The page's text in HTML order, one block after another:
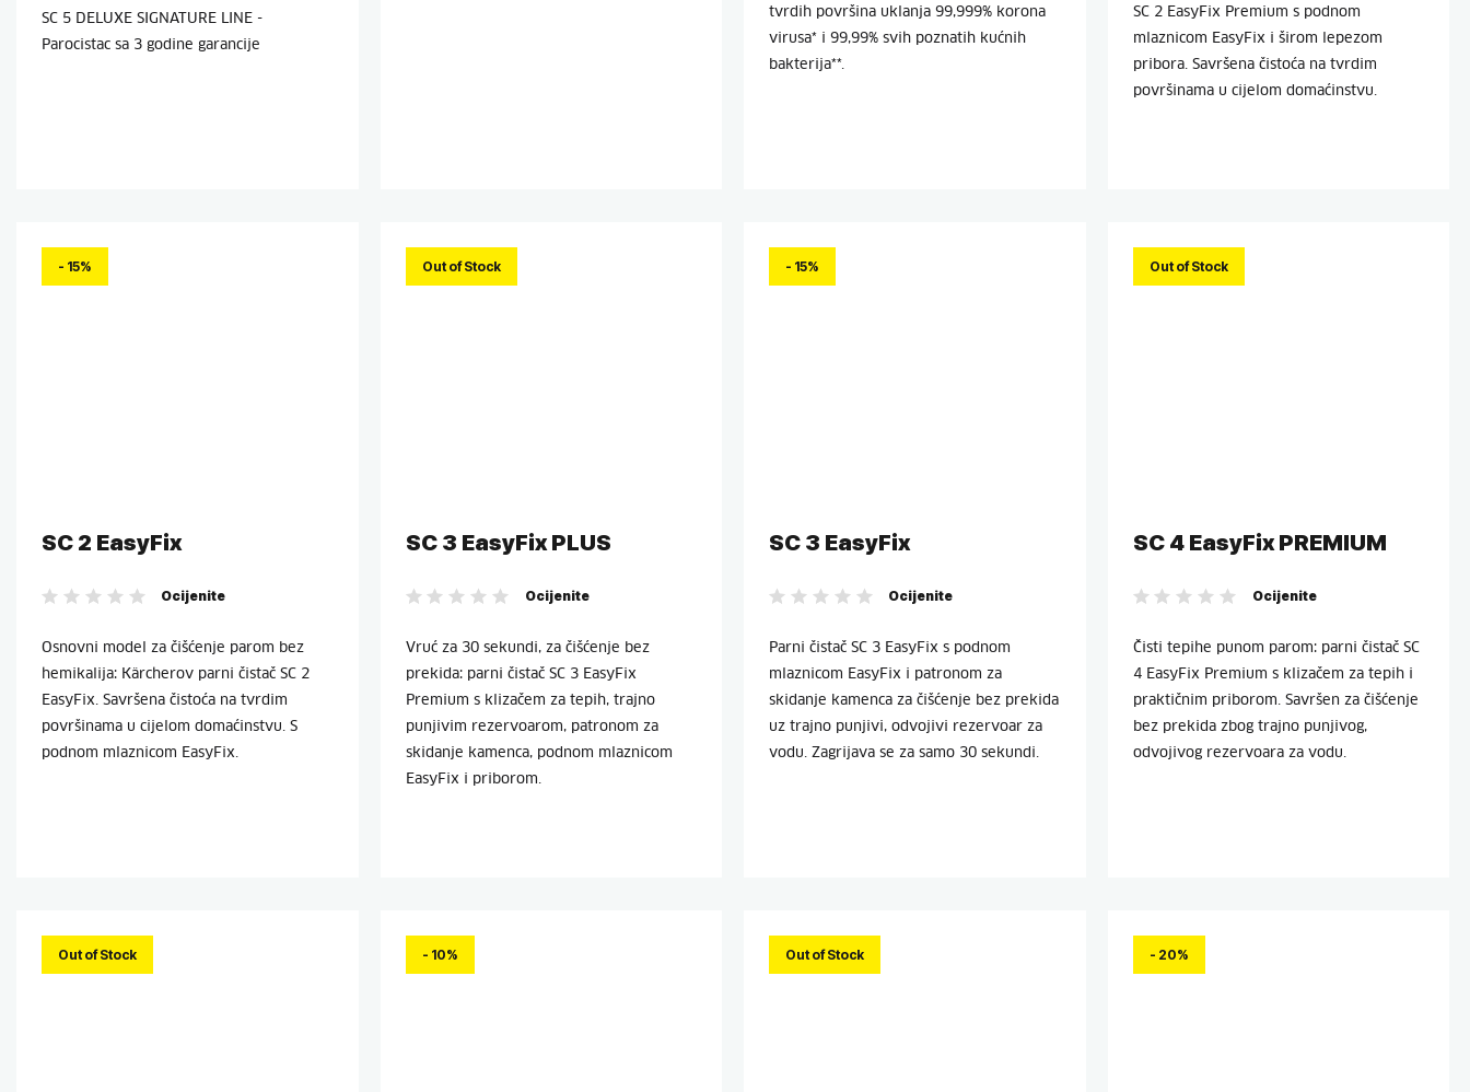
SC 5 DELUXE SIGNATURE LINE -
Parocistac sa 3 godine garancije
tvrdih površina uklanja 99,999% korona
virusa* i 99,99% svih poznatih kućnih
bakterija**.
SC 2 EasyFix Premium s podnom
mlaznicom EasyFix i širom lepezom
pribora. Savršena čistoća na tvrdim
površinama u cijelom domaćinstvu.
- 15%
SC 2 EasyFix
Ocijenite
Osnovni model za čišćenje parom bez
hemikalija: Kärcherov parni čistač SC 2
EasyFix. Savršena čistoća na tvrdim
površinama u cijelom domaćinstvu. S
podnom mlaznicom EasyFix.
Out of Stock
SC 3 EasyFix PLUS
Ocijenite
Vruć za 30 sekundi, za čišćenje bez
prekida: parni čistač SC 3 EasyFix
Premium s klizačem za tepih, trajno
punjivim rezervoarom, patronom za
skidanje kamenca, podnom mlaznicom
EasyFix i priborom.
- 15%
SC 3 EasyFix
Ocijenite
Parni čistač SC 3 EasyFix s podnom
mlaznicom EasyFix i patronom za
skidanje kamenca za čišćenje bez prekida
uz trajno punjivi, odvojivi rezervoar za
vodu. Zagrijava se za samo 30 sekundi.
Out of Stock
SC 4 EasyFix PREMIUM
Ocijenite
Čisti tepihe punom parom: parni čistač SC
4 EasyFix Premium s klizačem za tepih i
praktičnim priborom. Savršen za čišćenje
bez prekida zbog trajno punjivog,
odvojivog rezervoara za vodu.
Out of Stock - 10% Out of Stock - 20%